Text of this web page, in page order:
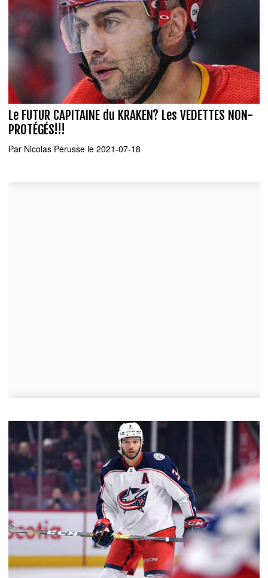
Le FUTUR CAPITAINE du KRAKEN? Les VEDETTES NON-
PROTÉGÉS!!!
Par Nicolas Pérusse le 2021-07-18